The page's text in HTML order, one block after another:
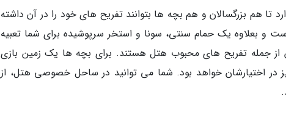
تا هم بزرگسالان و هم بچه ها بتوانند تفریح های خود را در آن داشته
و بعلاوه یک حمام سنتی، سونا و استخر سرپوشیده برای شما تعبیه
جمله تفریح های محبوب هتل هستند. برای بچه ها یک زمین بازی
در اختیارشان خواهد بود. شما می توانید در ساحل خصوصی هتل، از